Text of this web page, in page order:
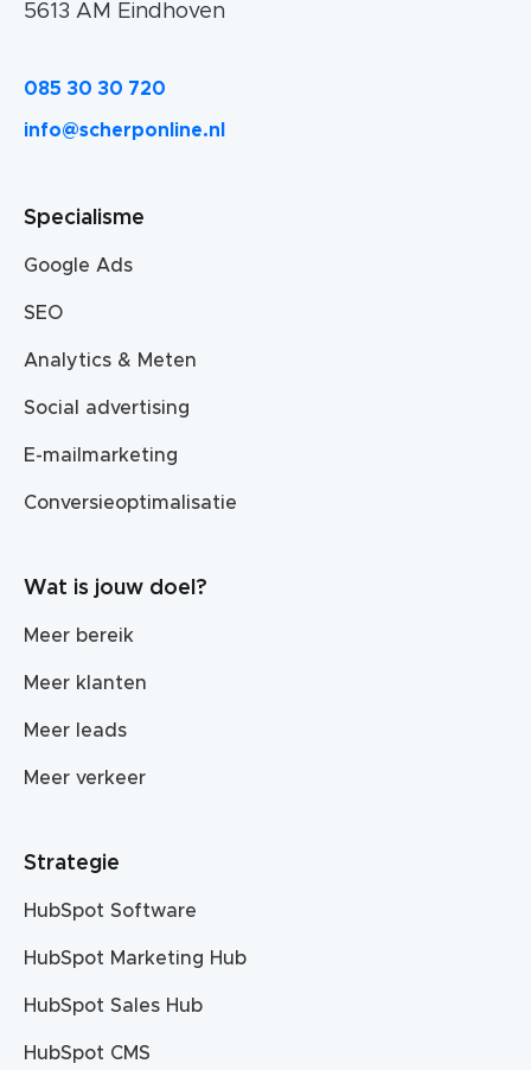
5613 AM Eindhoven
085 30 30 720
info@scherponline.nl
Specialisme
Google Ads
SEO
Analytics & Meten
Social advertising
E-mailmarketing
Conversieoptimalisatie
Wat is jouw doel?
Meer bereik
Meer klanten
Meer leads
Meer verkeer
Strategie
HubSpot Software
HubSpot Marketing Hub
HubSpot Sales Hub
HubSpot CMS